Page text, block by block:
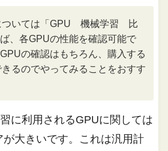
ついては「GPU 機械学習 比
、各GPUの性能を確認可能で
の確認はもちろん、購入する
るのでやってみることをおすす
に利用されるGPUに関しては
大きいです。これは汎用計